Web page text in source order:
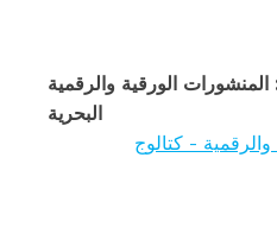
المنشورات الورقية والرقمية
البحرية
- كتالوج